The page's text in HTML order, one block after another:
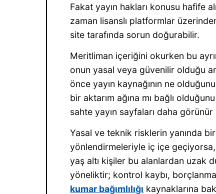
Fakat yayın hakları konusu hafife
zaman lisanslı platformlar
site tarafında sorun doğurabilir.
Meritliman içeriğini okurken bu
onun yasal veya güvenilir olduğu
önce yayın kaynağının ne
bir aktarım ağına mı bağlı
sahte yayın sayfaları daha görünür
Yasal ve teknik risklerin yanında
yönlendirmeleriyle iç içe geçiyorsa,
yaş altı kişiler bu alanlardan uzak
yöneliktir; kontrol kaybı,
kumar bağımlılığı kaynaklarına